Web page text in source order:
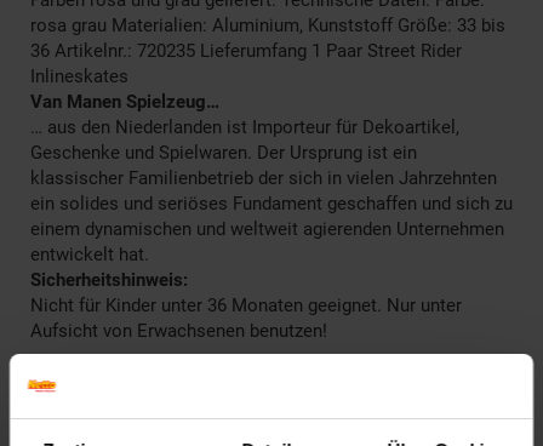
rosa grau Materialien: Aluminium, Kunststoff Größe: 33 bis
36 Artikelnr.: 720235 Lieferumfang 1 Paar Street Rider
Inlineskates
Van Manen Spielzeug…
… aus den Niederlanden ist Importeur für Dekoartikel,
Geschenke und Spielwaren. Der Ursprung ist ein
klassischer Familienbetrieb der sich in vielen Jahrzehnten
ein solides und seriöses Fundament geschaffen und sich zu
einem dynamischen und weltweit agierenden Unternehmen
entwickelt hat.
Sicherheitshinweis:
Nicht für Kinder unter 36 Monaten geeignet. Nur unter
Aufsicht von Erwachsenen benutzen!
Artikelnummer: 2810150000